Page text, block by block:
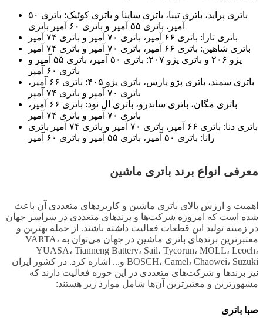
باتری پراید، باتری تیبا، باتری ساینا و باتری کوئیک: باتری ۵۰
آمپر، باتری ۵۵ آمپر و باتری ۶۰ آمپر باتری
باتری تارا: باتری ۶۶ آمپر، باتری ۷۰ آمپر و باتری ۷۴ آمپر
باتری شاهین: باتری ۶۶ آمپر، باتری ۷۰ آمپر و باتری ۷۴ آمپر
پژو ۲۰۶ و باتری پژو ۲۰۷: باتری ۵۰ آمپر، باتری ۵۵ آمپر و
باتری ۶۰ آمپر
باتری سمند، باتری پژو پارس، باتری پژو ۴۰۵: باتری ۶۶ آمپر،
باتری ۷۰ آمپر و باتری ۷۴ آمپر
باتری مگان، باتری ساندرو، باتری ال نود: باتری ۶۶ آمپر،
باتری ۷۰ آمپر و باتری ۷۴ آمپر
باتری دنا: باتری ۶۶ آمپر، باتری ۷۰ آمپر و باتری ۷۴ آمپر باتری
رانا: باتری ۵۰ آمپر، باتری ۵۵ آمپر و باتری ۶۰ آمپر
معرفی انواع برند باتری ماشین
اهمیت و ارزش بالای باتری ماشین و کاربردهای متعددی آن باعث
شده است که امروزه شرکت‌ها و برندهای متعددی در سراسر جهان
در زمینه تولید این قطعات فعالیت داشته باشند. از جمله بهترین و
معتبرترین برندهای باتری ماشین در جهان می‌توان به VARTA،
YUASA، Tianneng Battery، Sail، Tycorun، MOLL، Leoch،
BOSCH، Camel، Chaowei، Suzuki و... اشاره کرد. در کشور ایران
نیز برندها و شرکت‌های متعددی در این حوزه فعالیت دارند که
مشهورترین و معتبرترین آن‌ها شامل موارد زیر هستند:
صبا باتری